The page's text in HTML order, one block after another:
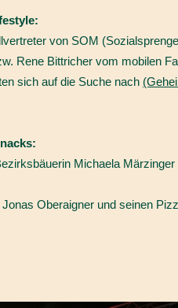
von SOM
Rene Bittricher vom mobilen
sich auf die Suche nach
Michaela Märzinger
Oberaigner und seinen